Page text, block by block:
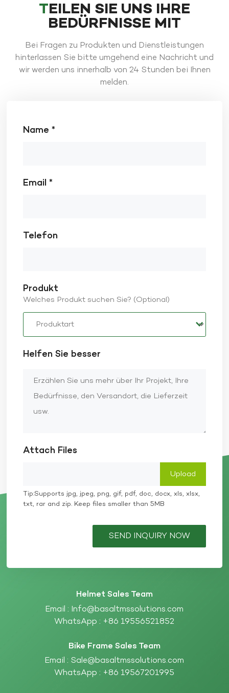
TEILEN SIE UNS IHRE
BEDÜRFNISSE MIT
Bei Fragen zu Produkten und Dienstleistungen
hinterlassen Sie bitte umgehend eine Nachricht und
wir werden uns innerhalb von 24 Stunden bei Ihnen
melden.
Name *
Email *
Telefon
Produkt
Welches Produkt suchen Sie? (Optional)
Helfen Sie besser
Attach Files
Tip:Supports jpg, jpeg, png, gif, pdf, doc, docx, xls, xlsx,
txt, rar and zip. Keep files smaller than 5MB
SEND INQUIRY NOW
Helmet Sales Team
Email : Info@basaltmssolutions.com
WhatsApp : +86 19556521852
Bike Frame Sales Team
Email : Sale@basaltmssolutions.com
WhatsApp : +86 19567201995